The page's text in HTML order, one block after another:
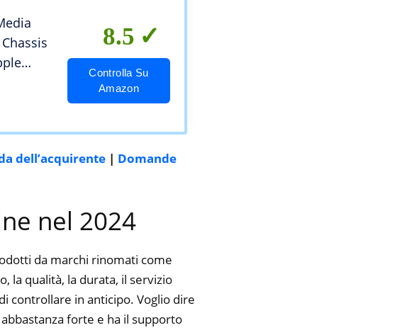
Auto
8.5
Controlla Su
Amazon
dell’acquirente | Domande
nel 2024
da marchi rinomati come
la qualità, la durata, il servizio
controllare in anticipo. Voglio dire
forte e ha il supporto